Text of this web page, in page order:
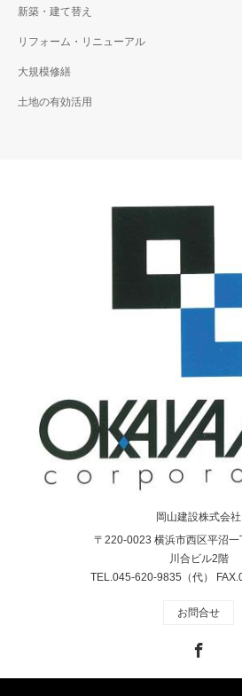
新築・建て替え
リフォーム・リニューアル
大規模修繕
土地の有効活用
岡山建設株式会社
〒220-0023 横浜市西区平沼
川合ビル2階
TEL.045-620-9835（代）
お問合せ